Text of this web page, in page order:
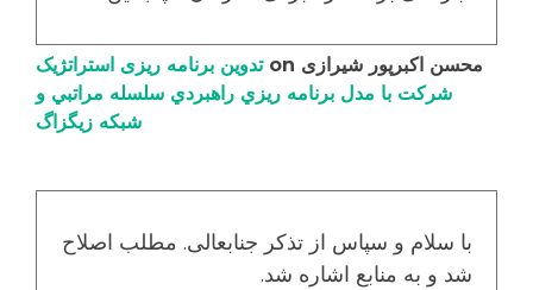
محسن اکبرپور شیرازی
تدوین برنامه ریزی استراتژیک
شرکت با مدل برنامه ریزي راهبردي سلسله مراتبي و
شبکه زیگزاگ
با سلام و سپاس از تذکر جنابعالی. مطلب اصلاح
شد و به منابع اشاره شد.